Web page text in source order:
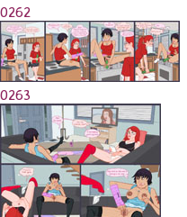
0262
0263